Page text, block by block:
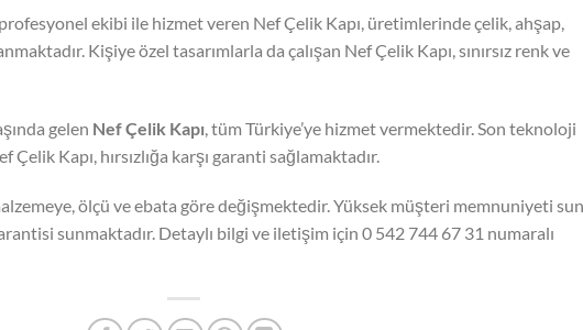
ekibi ile hizmet veren Nef Çelik Kapı, üretimlerinde çelik, ahşap,
Kişiye özel tasarımlarla da çalışan Nef Çelik Kapı, sınırsız renk ve
gelen Nef Çelik Kapı , tüm Türkiye’ye hizmet vermektedir. Son teknoloji
Kapı, hırsızlığa karşı garanti sağlamaktadır.
ölçü ve ebata göre değişmektedir. Yüksek müşteri memnuniyeti
sunmaktadır. Detaylı bilgi ve iletişim için 0 542 744 67 31 numaralı